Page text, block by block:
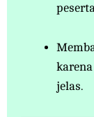
jelas.